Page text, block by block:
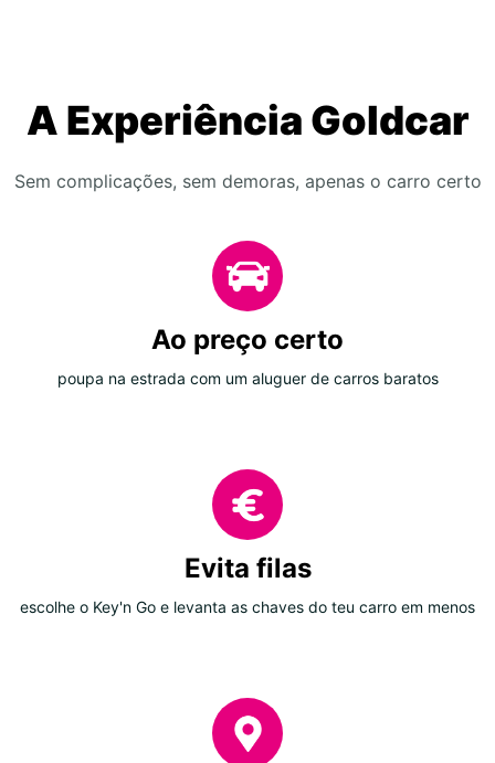
A Experiência Goldcar
Sem complicações, sem demoras, apenas o carro certo
Ao preço certo
poupa na estrada com um aluguer de carros baratos
Evita filas
escolhe o Key'n Go e levanta as chaves do teu carro em menos